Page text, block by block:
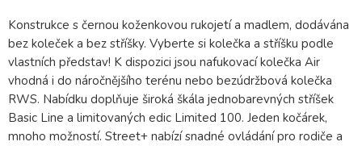
Konstrukce s černou koženkovou rukojetí a madlem, dodávána
bez koleček a bez stříšky. Vyberte si kolečka a stříšku podle
vlastních představ! K dispozici jsou nafukovací kolečka Air
vhodná i do náročnějšího terénu nebo bezúdržbová kolečka
RWS. Nabídku doplňuje široká škála jednobarevných stříšek
Basic Line a limitovaných edic Limited 100. Jeden kočárek,
mnoho možností. Street+ nabízí snadné ovládání pro rodiče a